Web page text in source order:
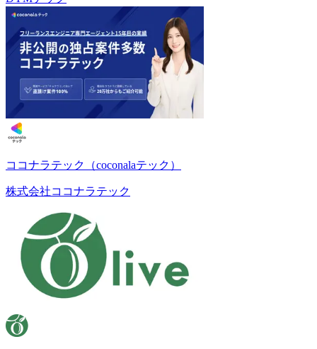
ココナラテック（coconalaテック）
株式会社ココナラテック